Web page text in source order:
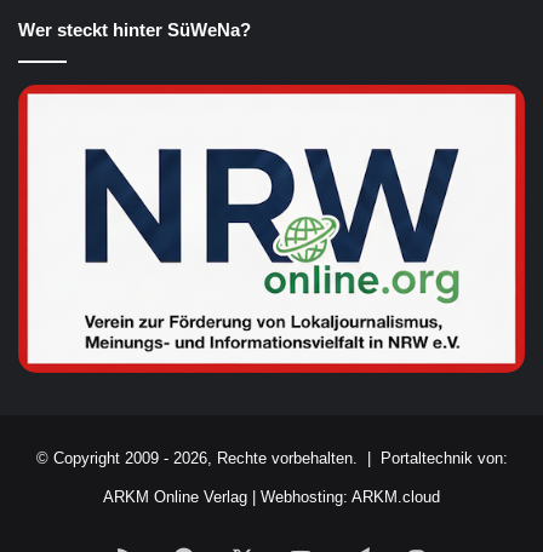
Wer steckt hinter SüWeNa?
© Copyright 2009 - 2026, Rechte vorbehalten. | Portaltechnik von:
ARKM Online Verlag Webhosting: ARKM.cloud